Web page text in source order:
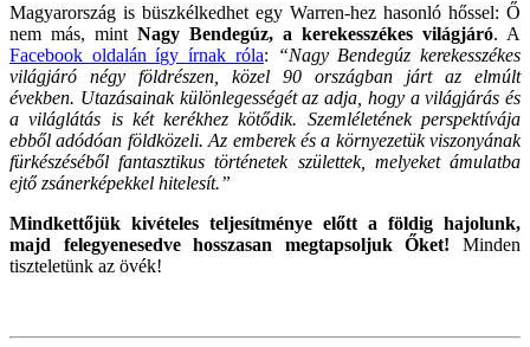
Magyarország is büszkélkedhet egy Warren-hez hasonló hőssel: Ő
nem más, mint Nagy Bendegúz, a kerekesszékes világjáró. A
Facebook oldalán így írnak róla:
“Nagy Bendegúz kerekesszékes
világjáró négy földrészen, közel 90 országban járt az elmúlt
években. Utazásainak különlegességét az adja, hogy a világjárás és
a világlátás is két kerékhez kötődik. Szemléletének perspektívája
ebből adódóan földközeli. Az emberek és a környezetük viszonyának
fürkészéséből fantasztikus történetek születtek, melyeket ámulatba
ejtő zsánerképekkel hitelesít.”
Mindkettőjük kivételes teljesítménye előtt a földig hajolunk,
majd felegyenesedve hosszasan megtapsoljuk Őket! Minden
tiszteletünk az övék!